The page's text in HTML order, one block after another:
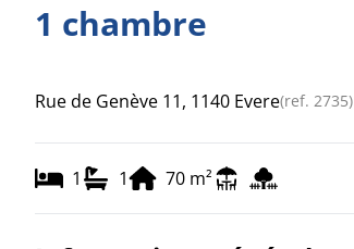
1 chambre
Rue de Genève 11, 1140 Evere(ref. 2735)
1 1 70 m²